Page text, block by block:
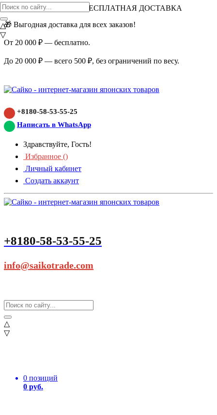
ВНИМАНИЕ АКЦИЯ!
БЕСПЛАТНАЯ ДОСТАВКА
🎁 Выгодная доставка для всех заказов!
От 20 000 ₽ — бесплатно.
До 20 000 ₽ — всего 500 ₽, без ограничений по весу.
+8180-58-53-55-25
Написать в WhatsApp
Здравствуйте, Гость!
Избранное ()
Личный кабинет
Создать аккаунт
+8180-58-53-55-25
info@saikotrade.com
△
▽
0 позиций
0 руб.
△
▽